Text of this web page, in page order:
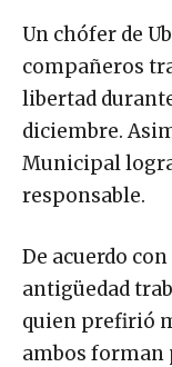
Un chófer de
compañeros
libertad
diciembre.
Municipal
responsable.
De acuerdo
antigüedad
quien prefirió
ambos forman